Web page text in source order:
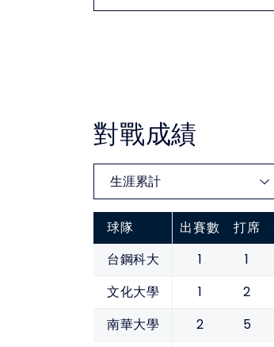
對戰成績
球隊 出賽數 打席
台鋼科大
1 1
文化大學 1 2
南華大學 2 5